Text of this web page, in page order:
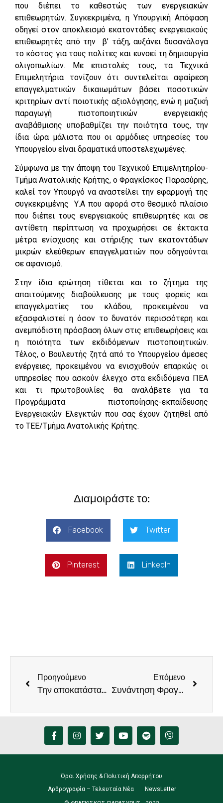
που διέπει το καθεστώς των ενεργειακών
επιθεωρητών. Συγκεκριμένα, η Υπουργική Απόφαση
οδηγεί στον αποκλεισμό εκατοντάδες ενεργειακούς
επιθεωρητές από την β’ τάξη, αυξάνει δυσανάλογα
το κόστος για τους πολίτες και ευνοεί τη δημιουργία
ολιγοπωλίων. Με επιστολές τους, τα Τεχνικά
Επιμελητήρια τονίζουν ότι συντελείται αφαίρεση
επαγγελματικών δικαιωμάτων βάσει ποσοτικών
κριτηρίων αντί ποιοτικής αξιολόγησης, ενώ η μαζική
παραγωγή πιστοποιητικών ενεργειακής
αναβάθμισης υποβαθμίζει την ποιότητα τους, την
ίδια ώρα μάλιστα που οι αρμόδιες υπηρεσίες του
Υπουργείου είναι δραματικά υποστελεχωμένες.
Σύμφωνα με την άποψη του Τεχνικού Επιμελητηρίου-
Τμήμα Ανατολικής Κρήτης, ο Φραγκίσκος Παρασύρης,
καλεί τον Υπουργό να αναστείλει την εφαρμογή της
συγκεκριμένης Υ.Α που αφορά στο θεσμικό πλαίσιο
που διέπει τους ενεργειακούς επιθεωρητές και σε
αντίθετη περίπτωση να προχωρήσει σε έκτακτα
μέτρα ενίσχυσης και στήριξης των εκατοντάδων
μικρών ελεύθερων επαγγελματιών που οδηγούνται
σε αφανισμό.
Στην ίδια ερώτηση τίθεται και το ζήτημα της
απαιτούμενης διαβούλευσης με τους φορείς και
επαγγελματίες του κλάδου, προκειμένου να
εξασφαλιστεί η όσον το δυνατόν περισσότερη και
ανεμπόδιστη πρόσβαση όλων στις επιθεωρήσεις και
η ποιότητα των εκδιδόμενων πιστοποιητικών.
Τέλος, ο Βουλευτής ζητά από το Υπουργείου άμεσες
ενέργειες, προκειμένου να ενισχυθούν επαρκώς οι
υπηρεσίες που ασκούν έλεγχο στα εκδιδόμενα ΠΕΑ
και τι πρωτοβουλίες θα αναλάβετε για τα
Προγράμματα πιστοποίησης-εκπαίδευσης
Ενεργειακών Ελεγκτών που σας έχουν ζητηθεί από
το ΤΕΕ/Τμήμα Ανατολικής Κρήτης.
Διαμοιράστε το:
Facebook Twitter
Pinterest LinkedIn
Προηγούμενο
Την αποκατάσταση της αδικίας, προς τους εργαζόμενους στα Κέντρα Κοινωνικής Πρόνοιας, ζητά ο Φραγκίσκος Παρασύρης
Επόμενο
Συνάντηση Φραγκίσκου Παρασύρη, του Γραμματέα και μελών του Τομέα Ενέργειας ΠΑΣΟΚ με την Πανελλήνια Ομοσπονδία Φωτοβολταϊκών
Όροι Χρήσης & Πολιτική Απορρήτου
Αρθρογραφία – Τελευταία Νέα
NewsLetter